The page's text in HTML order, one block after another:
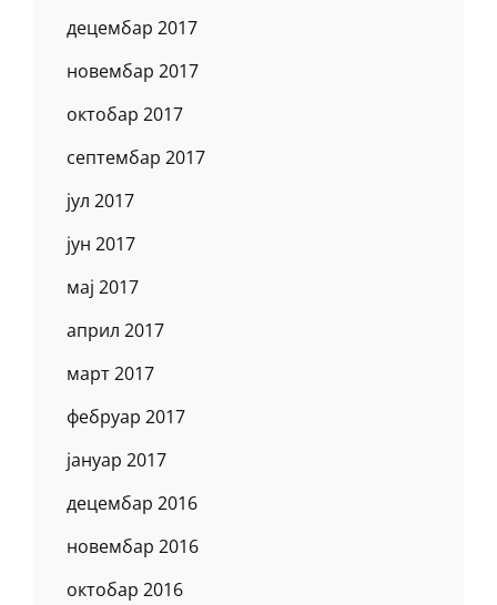
децембар 2017
новембар 2017
октобар 2017
септембар 2017
јул 2017
јун 2017
мај 2017
април 2017
март 2017
фебруар 2017
јануар 2017
децембар 2016
новембар 2016
октобар 2016